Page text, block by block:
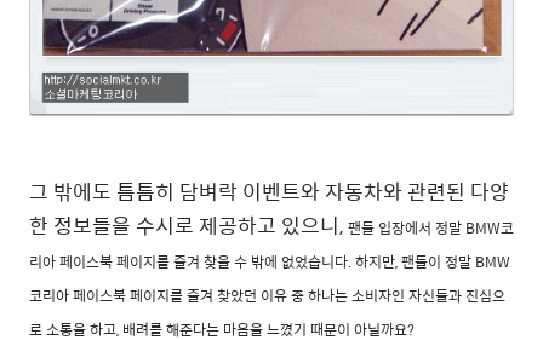
그 밖에도 틈틈히 담벼락 이벤트와 자동차와 관련된 다양
한 정보들을 수시로 제공하고 있으니, 팬들 입장에서 정말 BMW코
리아 페이스북 페이지를 즐겨 찾을 수 밖에 없었습니다.하지만, 팬들이 정말 BMW
코리아 페이스북 페이지를 즐겨 찾았던 이유 중 하나는소비자인 자신들과 진심으
로 소통을 하고, 배려를 해준다는 마음을 느꼈기 때문이 아닐까요?